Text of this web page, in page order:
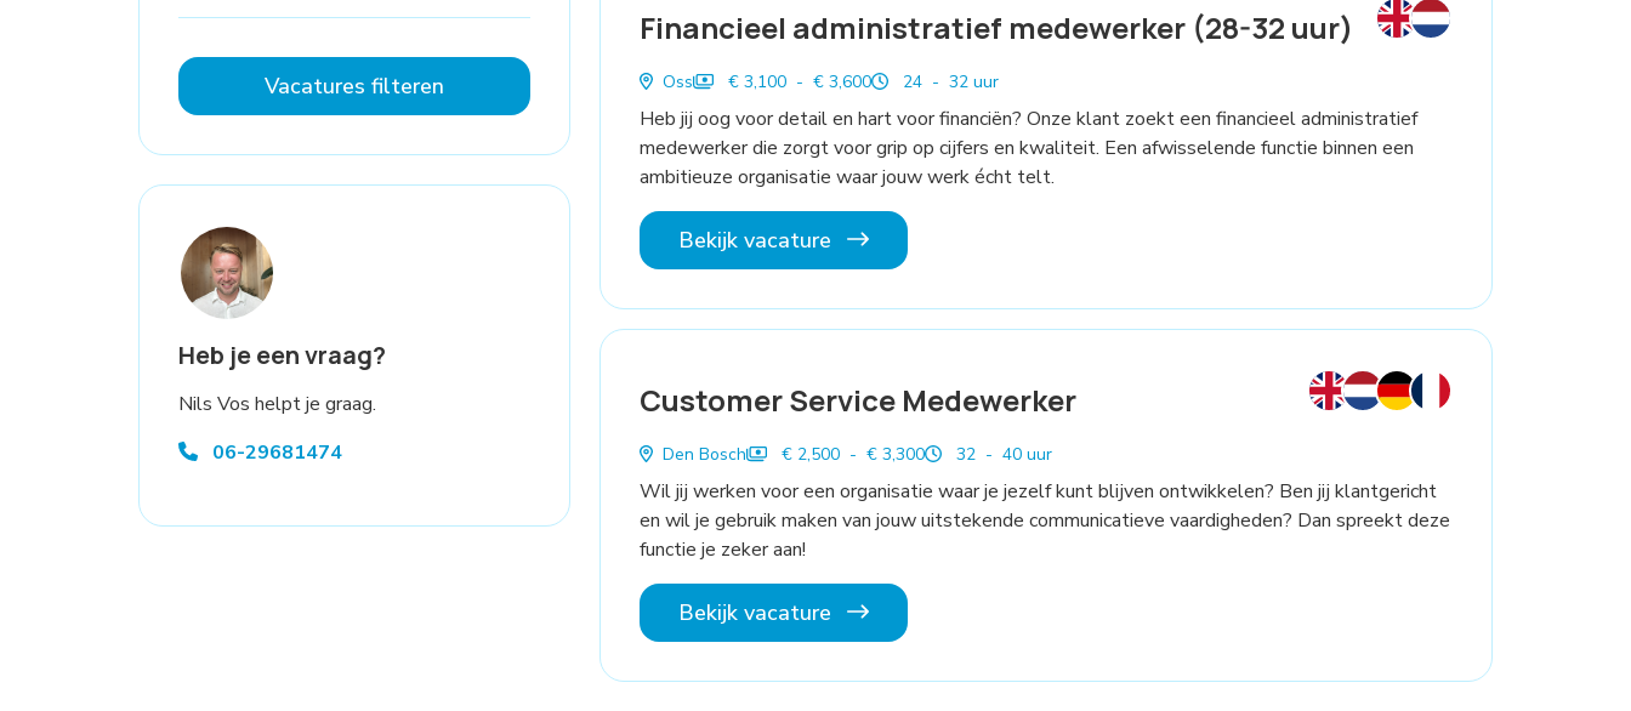
Vacatures filteren
Heb je een vraag?
Nils Vos helpt je graag.
06-29681474
Financieel administratief medewerker (28-32 uur)
Oss € 3,100 - € 3,600 24 - 32 uur
Heb jij oog voor detail en hart voor financiën? Onze klant zoekt een financieel administratief
medewerker die zorgt voor grip op cijfers en kwaliteit. Een afwisselende functie binnen een
ambitieuze organisatie waar jouw werk écht telt.
Bekijk vacature
Customer Service Medewerker
Den Bosch € 2,500 - € 3,300 32 - 40 uur
Wil jij werken voor een organisatie waar je jezelf kunt blijven ontwikkelen? Ben jij klantgericht
en wil je gebruik maken van jouw uitstekende communicatieve vaardigheden? Dan spreekt deze
functie je zeker aan!
Bekijk vacature